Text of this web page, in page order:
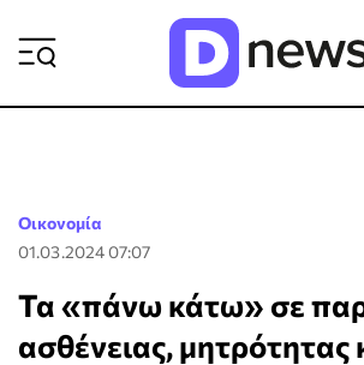
Οικονομία
01.03.2024 07:07
Τα «πάνω κάτω» σε
ασθένειας, μητρότητας